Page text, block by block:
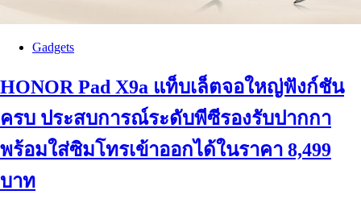
Gadgets
HONOR Pad X9a แท็บเล็ตจอใหญ่ฟังก์ชัน
ครบ ประสบการณ์ระดับพีซีรองรับปากกา
พร้อมใส่ซิมโทรเข้าออกได้ในราคา 8,499
บาท